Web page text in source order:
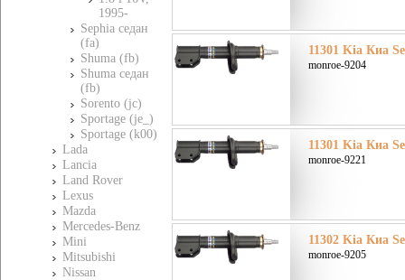
1995-
Sephia седан
(fa)
Shuma (fb)
Shuma седан
(fb)
Sorento (jc)
Sportage (je_)
Sportage (k00)
Lada
Lancia
Land Rover
Lexus
Mazda
Mercedes-Benz
Mini
Mitsubishi
Nissan
11301 Kia Киа
monroe-9204
11301 Kia Киа
monroe-9221
11302 Kia Киа
monroe-9205